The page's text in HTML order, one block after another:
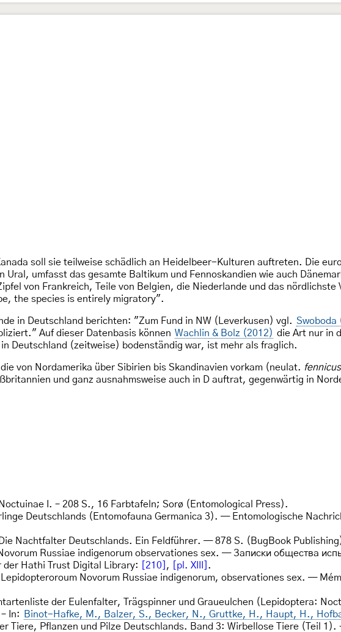
soll sie teilweise schädlich an Heidelbeer-Kulturen auftreten. Die
Ural, umfasst das gesamte Baltikum und Fennoskandien wie auch
von Frankreich, Teile von Belgien, die Niederlande und das nördlichste
the species is entirely migratory".
in Deutschland berichten: "Zum Fund in NW (Leverkusen) vgl. Swoboda
Auf dieser Datenbasis können Wachlin & Bolz (2012) die Art nur in
Deutschland (zeitweise) bodenständig war, ist mehr als fraglich.
von Nordamerika über Sibirien bis Skandinavien vorkam (neulat. fennicus
und ganz ausnahmsweise auch in D auftrat, gegenwärtig in
I. – 208 S., 16 Farbtafeln; Sorø (Entomological Press).
Deutschlands (Entomofauna Germanica 3). — Entomologische
Nachtfalter Deutschlands. Ein Feldführer. — 878 S. (BugBook
Russiae indigenorum observationes sex. — Записки общества
Hathi Trust Digital Library:
[210] , [pl. XIII] .
Novorum Russiae indigenorum, observationes sex. —
der Eulenfalter, Trägspinner und Graueulchen (Lepidoptera:
In:
Binot-Hafke, M., Balzer, S., Becker, N., Gruttke, H., Haupt, H.,
Tiere, Pflanzen und Pilze Deutschlands. Band 3: Wirbellose Tiere (Teil 1).